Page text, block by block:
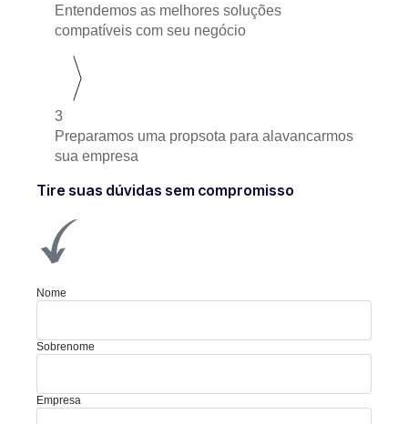
Entendemos as melhores soluções
compatíveis com seu negócio
3
Preparamos uma propsota para alavancarmos
sua empresa
Tire suas dúvidas sem compromisso
Nome
Sobrenome
Empresa